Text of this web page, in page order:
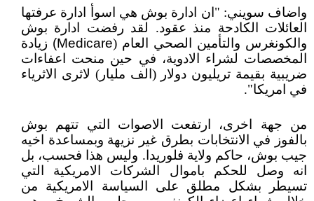
واضاف سويني: "ان ادارة بوش هي اسوأ ادارة عرفتها
العائلات الكادحة منذ عقود. لقد رفضت ادارة بوش
والكونغرس والتأمين الصحي العام (Medicare
) زيادة
المخصصات لشراء الادوية، في حين منحت اعفاءات
ضريبية بقيمة تريليون دولار (الف مليار) لاثرى الاثرياء
في امريكا".
من جهة اخرى، ارتفعت الاصوات التي تتهم بوش
بالفوز في الانتخابات بطرق غير نزيهة وبمساعدة اخيه
جيب بوش، حاكم ولاية فلوريدا. وليس هذا فحسب، بل
انه وصل للحكم باموال الشركات الامريكية التي
تسيطر بشكل مطلق على السياسة الامريكية من